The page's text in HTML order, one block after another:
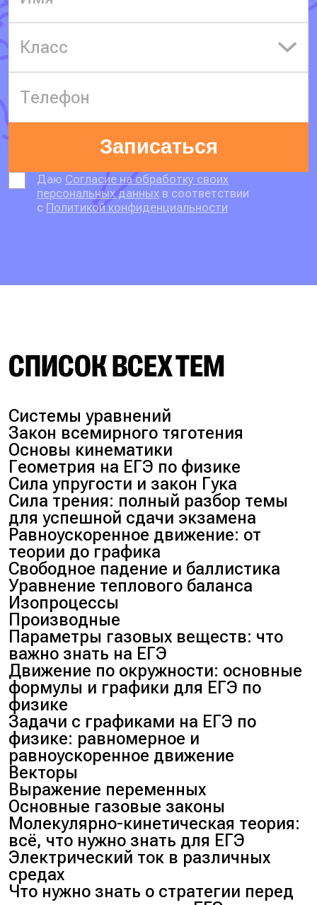
Класс
Записаться
Даю Согласие на обработку своих
персональных данных в соответствии
с Политикой конфиденциальности
СПИСОК ВСЕХ ТЕМ
Системы уравнений
Закон всемирного тяготения
Основы кинематики
Геометрия на ЕГЭ по физике
Сила упругости и закон Гука
Сила трения: полный разбор темы
для успешной сдачи экзамена
Равноускоренное движение: от
теории до графика
Свободное падение и баллистика
Уравнение теплового баланса
Изопроцессы
Производные
Параметры газовых веществ: что
важно знать на ЕГЭ
Движение по окружности: основные
формулы и графики для ЕГЭ по
физике
Задачи с графиками на ЕГЭ по
физике: равномерное и
равноускоренное движение
Векторы
Выражение переменных
Основные газовые законы
Молекулярно-кинетическая теория:
всё, что нужно знать для ЕГЭ
Электрический ток в различных
средах
Что нужно знать о стратегии перед